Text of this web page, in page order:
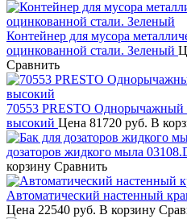
Контейнер для мусора
оцинкованной стали. Зеленый
Сравнить
70553 PRESTO Однорычажный
высокий Цена 81720 руб. В
дозаторов жидкого мыла
корзину Сравнить
Автоматический настенный
Цена 22540 руб. В корзину